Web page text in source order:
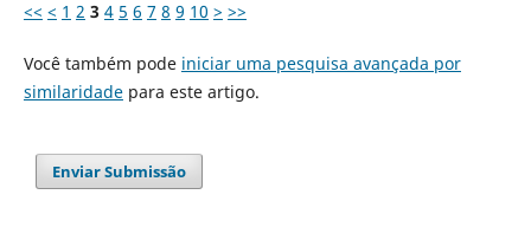
<< < 1 2 3 4 5 6 7 8 9 10 > >>
Você também pode iniciar uma pesquisa avançada por
similaridadepara este artigo.
Enviar Submissão